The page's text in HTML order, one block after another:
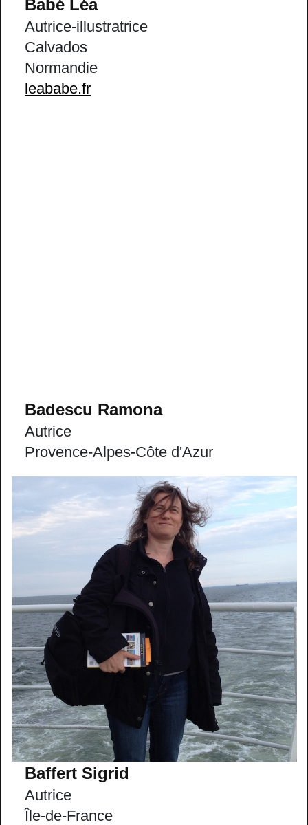
Babé Léa
Autrice-illustratrice
Calvados
Normandie
leababe.fr
Badescu Ramona
Autrice
Provence-Alpes-Côte d'Azur
Baffert Sigrid
Autrice
Île-de-France